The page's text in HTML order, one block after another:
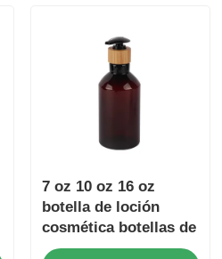
7 oz 10 oz 16 oz
botella de loción
cosmética botellas de
loción PET